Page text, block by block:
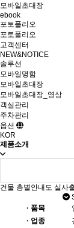
모바일초대장
ebook
포토폴리오
포토폴리오
고객센터
NEW&NOTICE
솔루션
모바일명함
모바일초대장
모바일초대장_영상
객실관리
주차관리
옵션
KOR
제품소개
건물 층별안내도 실사
· 품목
· 업종